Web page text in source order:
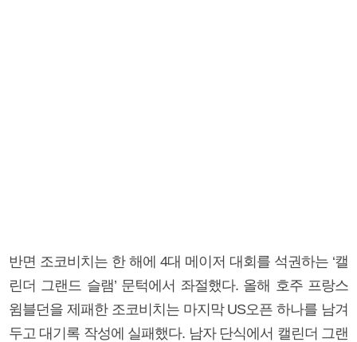
반면 조코비치는 한 해에 4대 메이저 대회를 석권하는 ‘캘
린더 그랜드 슬램’ 문턱에서 좌절했다. 올해 호주 프랑스
윔블던을 제패한 조코비치는 마지막 US오픈 하나를 남겨
두고 대기록 작성에 실패했다. 남자 단식에서 캘린더 그랜